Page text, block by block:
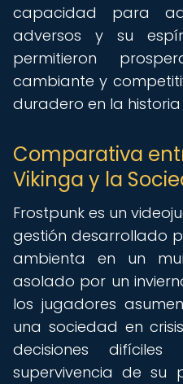
capacidad para
adversos y su
permitieron
cambiante y
duradero en la
Comparativa
Vikinga y la
Frostpunk es un
gestión desarrollado
ambienta en un
asolado por un
los jugadores
una sociedad en
decisiones
supervivencia de su